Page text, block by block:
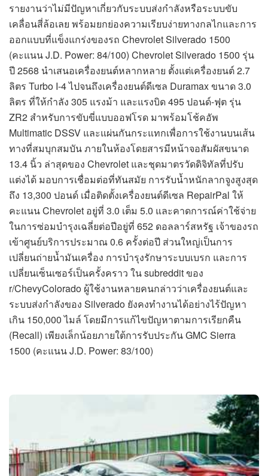
รายงานว่าไม่มีปัญหาเกี่ยวกับระบบส่งกำลังหรือระบบขับ
เคลื่อนสี่ล้อเลย พร้อมยกย่องความเรียบง่ายทางกลไกและการ
ออกแบบที่แข็งแกร่งของรถ Chevrolet Silverado 1500
(คะแนน J.D. Power: 84/100) Chevrolet Silverado 1500 รุ่น
ปี 2568 นำเสนอเครื่องยนต์หลากหลาย ตั้งแต่เครื่องยนต์ 2.7
ลิตร Turbo I-4 ไปจนถึงเครื่องยนต์ดีเซล Duramax ขนาด 3.0
ลิตร ที่ให้กำลัง 305 แรงม้า และแรงบิด 495 ปอนด์-ฟุต รุ่น
ZR2 สำหรับการขับขี่แบบออฟโรด มาพร้อมโช้คอัพ
Multimatic DSSV และแผ่นกันกระแทกเพื่อการใช้งานบนเส้น
ทางที่สมบุกสมบัน ภายในห้องโดยสารมีหน้าจอสัมผัสขนาด
13.4 นิ้ว ล่าสุดของ Chevrolet และชุดมาตรวัดดิจิทัลที่ปรับ
แต่งได้ มอบการเชื่อมต่อที่ทันสมัย การรับน้ำหนักลากจูงสูงสุด
ถึง 13,300 ปอนด์ เมื่อติดตั้งเครื่องยนต์ดีเซล RepairPal ให้
คะแนน Chevrolet อยู่ที่ 3.0 เต็ม 5.0 และคาดการณ์ค่าใช้จ่าย
ในการซ่อมบำรุงเฉลี่ยต่อปีอยู่ที่ 652 ดอลลาร์สหรัฐ เจ้าของรถ
เข้าศูนย์บริการประมาณ 0.6 ครั้งต่อปี ส่วนใหญ่เป็นการ
เปลี่ยนถ่ายน้ำมันเครื่อง การบำรุงรักษาระบบเบรก และการ
เปลี่ยนเซ็นเซอร์เป็นครั้งคราว ใน subreddit ของ
r/ChevyColorado ผู้ใช้งานหลายคนกล่าวว่าเครื่องยนต์และ
ระบบส่งกำลังของ Silverado ยังคงทำงานได้อย่างไร้ปัญหา
เกิน 150,000 ไมล์ โดยมีการแก้ไขปัญหาตามการเรียกคืน
(Recall) เพียงเล็กน้อยภายใต้การรับประกัน GMC Sierra
1500 (คะแนน J.D. Power: 83/100)